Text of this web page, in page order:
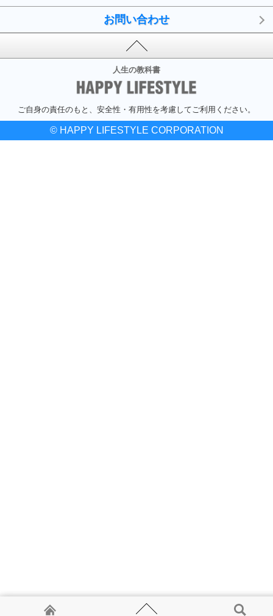
お問い合わせ
人生の教科書
ご自身の責任のもと、安全性・有用性を考慮してご利用ください。
© HAPPY LIFESTYLE CORPORATION